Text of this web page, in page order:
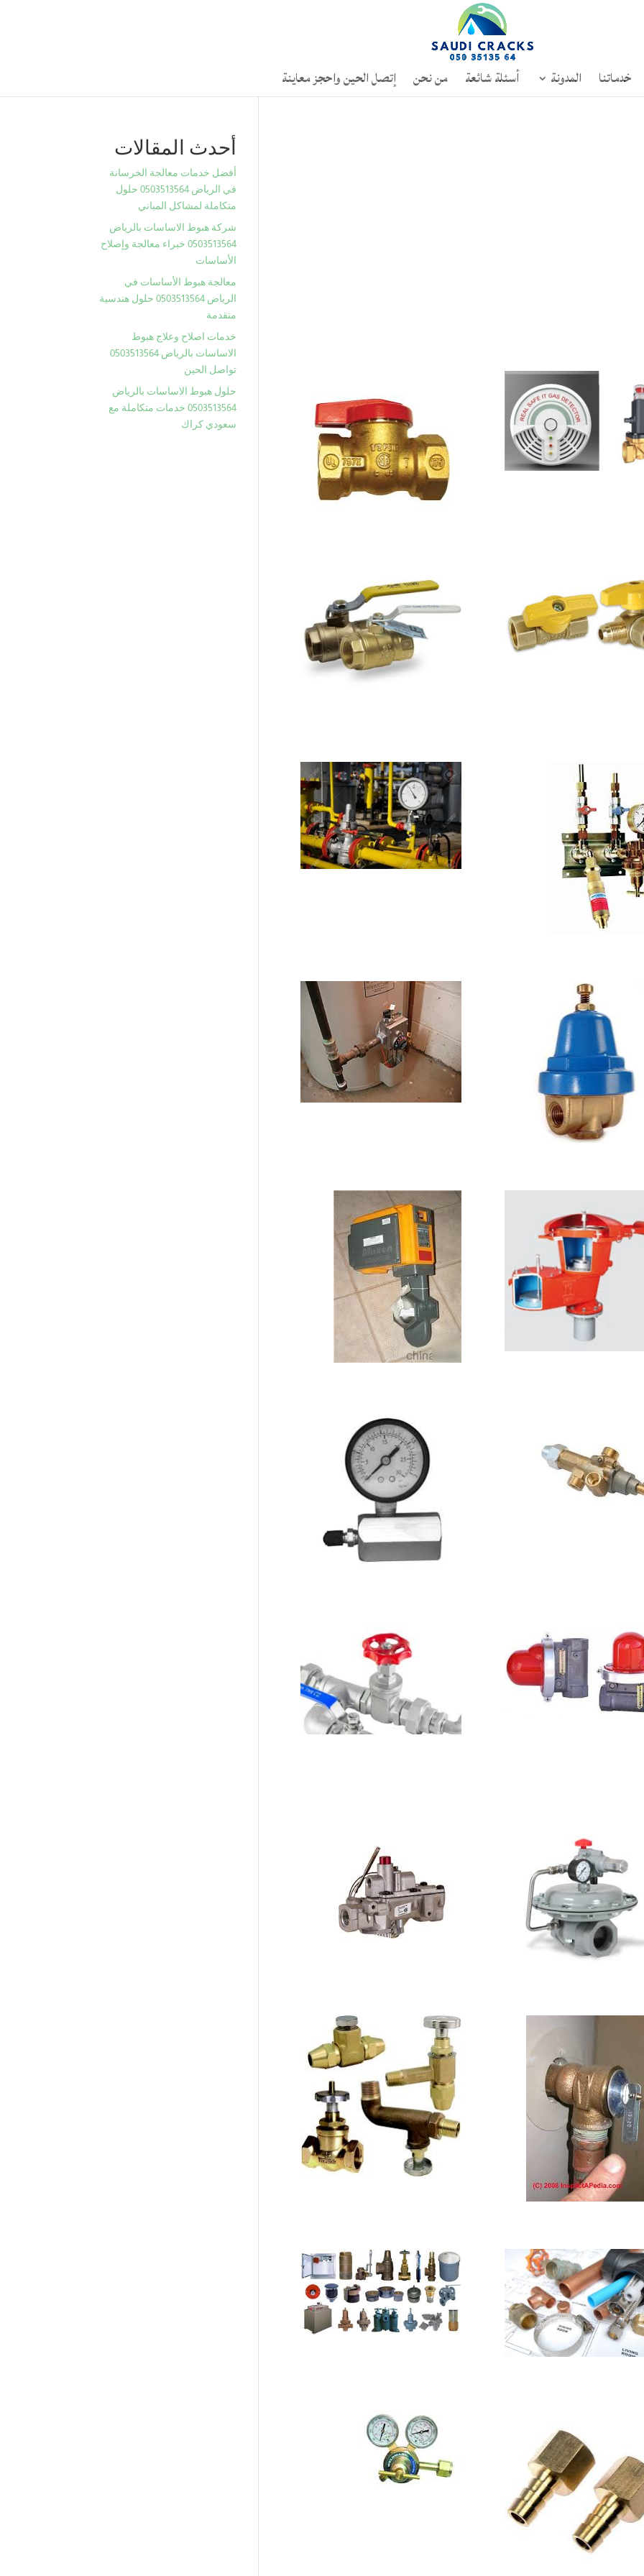
خدماتنا المدونة أسئلة شائعة من نحن إتصل الحين واحجز معاينة
أحدث المقالات
أفضل خدمات معالجة الخرسانة
في الرياض 0503513564 حلول
متكاملة لمشاكل المباني
شركة هبوط الاساسات بالرياض
0503513564 خبراء معالجة وإصلاح
الأساسات
معالجة هبوط الأساسات في
الرياض 0503513564 حلول هندسية
متقدمة
خدمات اصلاح وعلاج هبوط
الاساسات بالرياض 0503513564
تواصل الحين
حلول هبوط الاساسات بالرياض
0503513564 خدمات متكاملة مع
سعودي كراك